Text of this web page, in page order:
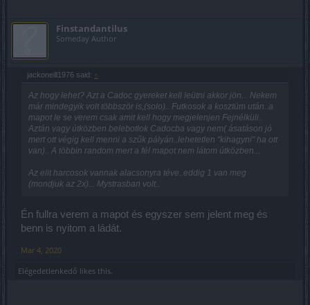
Finstandantilus
Someday Author
jackoneill1976 said: ↑
Az hogy lehet? Azt a Cadoc gyereket kell leütni akkor jön... Nekem
már mindegyik volt többször is,(solo).. Futkosok a kosztüm után..a
mapot le se verem csak amit kell hogy megjelenjen Fejnélküli..
Aztán vagy útközben belebotlok Cadocba vagy nem( ásatáson jó
mert ott végig kell menni a szűk pályán..lehetetlen "kihagyni" ha ott
van).. A többin random mert a fél mapot nem látom útközben...
Az elit harcosok vannak alacsonyra téve..eddig 1 van meg
(mondjuk az 2x)... Mystrasban volt..
Én fullra verem a mapot és egyszer sem jelent meg és
benn is nyitom a ládát.
Mar 4, 2020
Elégedetlenkedő likes this.